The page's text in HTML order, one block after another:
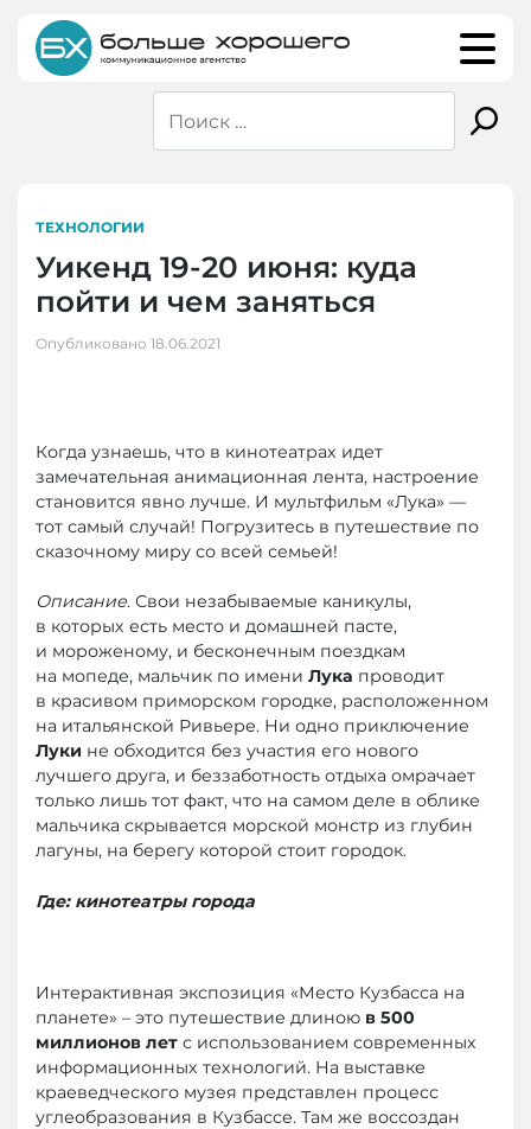
content
ТЕХНОЛОГИИ
Уикенд 19-20 июня: куда
пойти и чем заняться
Опубликовано 18.06.2021
Когда узнаешь, что в кинотеатрах идет
замечательная анимационная лента, настроение
становится явно лучше. И мультфильм «Лука» —
тот самый случай! Погрузитесь в путешествие по
сказочному миру со всей семьей!
Описание. Свои незабываемые каникулы,
в которых есть место и домашней пасте,
и мороженому, и бесконечным поездкам
на мопеде, мальчик по имени Лука проводит
в красивом приморском городке, расположенном
на итальянской Ривьере. Ни одно приключение
Луки не обходится без участия его нового
лучшего друга, и беззаботность отдыха омрачает
только лишь тот факт, что на самом деле в облике
мальчика скрывается морской монстр из глубин
лагуны, на берегу которой стоит городок.
Где: кинотеатры города
Интерактивная экспозиция «Место Кузбасса на
планете» – это путешествие длиною в 500
миллионов лет с использованием современных
информационных технологий. На выставке
краеведческого музея представлен процесс
углеобразования в Кузбассе. Там же воссоздан